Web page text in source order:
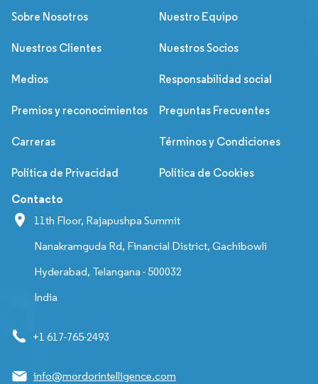
Sobre Nosotros Nuestro Equipo
Nuestros Clientes Nuestros Socios
Medios Responsabilidad social
Premios y reconocimientos Preguntas Frecuentes
Carreras Términos y Condiciones
Política de Privacidad Política de Cookies
Contacto
11th Floor, Rajapushpa Summit
Nanakramguda Rd, Financial District, Gachibowli
Hyderabad, Telangana - 500032
India
+1 617-765-2493
info@mordorintelligence.com